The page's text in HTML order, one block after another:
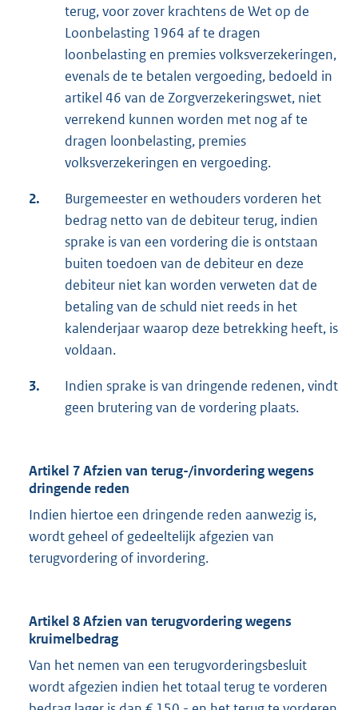
terug, voor zover krachtens de Wet op de
Loonbelasting 1964 af te dragen
loonbelasting en premies volksverzekeringen,
evenals de te betalen vergoeding, bedoeld in
artikel 46 van de Zorgverzekeringswet, niet
verrekend kunnen worden met nog af te
dragen loonbelasting, premies
volksverzekeringen en vergoeding.
2.
Burgemeester en wethouders vorderen het
bedrag netto van de debiteur terug, indien
sprake is van een vordering die is ontstaan
buiten toedoen van de debiteur en deze
debiteur niet kan worden verweten dat de
betaling van de schuld niet reeds in het
kalenderjaar waarop deze betrekking heeft, is
voldaan.
3.
Indien sprake is van dringende redenen, vindt
geen brutering van de vordering plaats.
Artikel 7 Afzien van terug-/invordering wegens
dringende reden
Indien hiertoe een dringende reden aanwezig is,
wordt geheel of gedeeltelijk afgezien van
terugvordering of invordering.
Artikel 8 Afzien van terugvordering wegens
kruimelbedrag
Van het nemen van een terugvorderingsbesluit
wordt afgezien indien het totaal terug te vorderen